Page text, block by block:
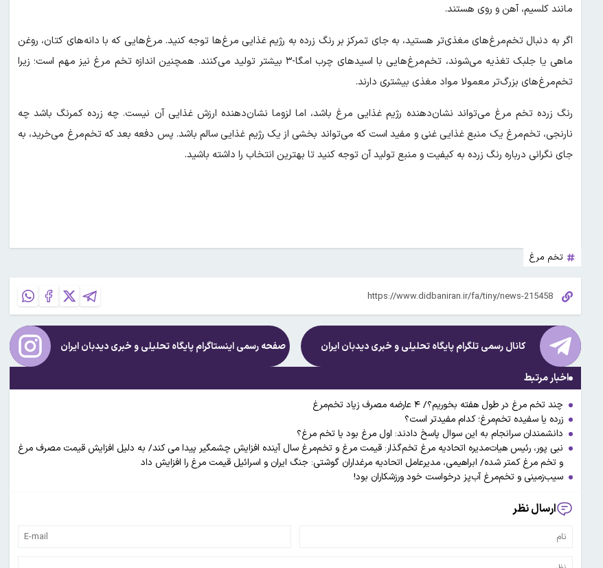
مانند کلسیم، آهن و روی هستند.
اگر به دنبال تخم‌مرغ‌های مغذی‌تر هستید، به جای تمرکز بر رنگ زرده به رژیم غذایی مرغ‌ها توجه کنید. مرغ‌هایی که با دانه‌های کتان، روغن
ماهی یا جلبک تغذیه می‌شوند، تخم‌مرغ‌هایی با اسیدهای چرب امگا-۳ بیشتر تولید می‌کنند. همچنین اندازه تخم مرغ نیز مهم است؛ زیرا
تخم‌مرغ‌های بزرگ‌تر معمولا مواد مغذی بیشتری دارند.
رنگ زرده تخم مرغ می‌تواند نشان‌دهنده رژیم غذایی مرغ باشد، اما لزوما نشان‌دهنده ارزش غذایی آن نیست. چه زرده کمرنگ باشد چه
نارنجی، تخم‌مرغ یک منبع غذایی غنی و مفید است که می‌تواند بخشی از یک رژیم غذایی سالم باشد. پس دفعه بعد که تخم‌مرغ می‌خرید، به
جای نگرانی درباره رنگ زرده به کیفیت و منبع تولید آن توجه کنید تا بهترین انتخاب را داشته باشید.
تخم مرغ
کانال رسمی تلگرام پایگاه تحلیلی و خبریدیدبان ایران صفحه رسمی اینستاگرام پایگاه تحلیلی و خبریدیدبان ایران
اخبار مرتبط
چند تخم مرغ در طول هفته بخوریم؟/ ۴ عارضه مصرف زیاد تخم‌مرغ
زرده یا سفیده تخم‌مرغ؛ کدام مفیدتر است؟
دانشمندان سرانجام به این سوال پاسخ دادند: اول مرغ بود یا تخم مرغ؟
نبی پور، رئیس هیات‌مدیره اتحادیه مرغ تخم‌گذار: قیمت مرغ و تخم‌مرغ سال آینده افزایش چشمگیر پیدا می کند/ به دلیل افزایش قیمت مصرف مرغ
و تخم مرغ کمتر شده/ ابراهیمی، مدیرعامل اتحادیه مرغداران گوشتی: جنگ ایران و اسرائیل قیمت مرغ را افزایش داد
سیب‌زمینی و تخم‌مرغ آب‌پز درخواست خود ورزشکاران بود!
ارسال نظر